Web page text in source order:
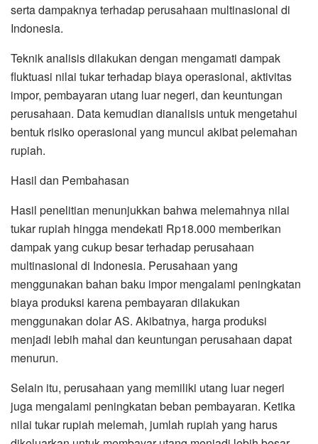
serta dampaknya terhadap perusahaan multinasional di
Indonesia.
Teknik analisis dilakukan dengan mengamati dampak
fluktuasi nilai tukar terhadap biaya operasional, aktivitas
impor, pembayaran utang luar negeri, dan keuntungan
perusahaan. Data kemudian dianalisis untuk mengetahui
bentuk risiko operasional yang muncul akibat pelemahan
rupiah.
Hasil dan Pembahasan
Hasil penelitian menunjukkan bahwa melemahnya nilai
tukar rupiah hingga mendekati Rp18.000 memberikan
dampak yang cukup besar terhadap perusahaan
multinasional di Indonesia. Perusahaan yang
menggunakan bahan baku impor mengalami peningkatan
biaya produksi karena pembayaran dilakukan
menggunakan dolar AS. Akibatnya, harga produksi
menjadi lebih mahal dan keuntungan perusahaan dapat
menurun.
Selain itu, perusahaan yang memiliki utang luar negeri
juga mengalami peningkatan beban pembayaran. Ketika
nilai tukar rupiah melemah, jumlah rupiah yang harus